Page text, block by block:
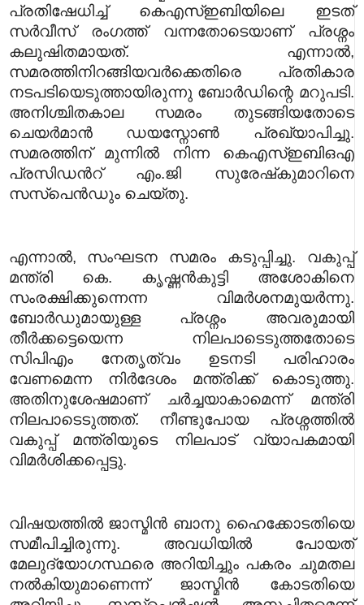
പ്രതിഷേധിച്ച് കെഎസ്ഇബിയിലെ ഇടത്
സര്‍വീസ് രംഗത്ത് വന്നതോടെയാണ് പ്രശ്നം
കലുഷിതമായത്. എന്നാല്‍,
സമരത്തിനിറങ്ങിയവര്‍ക്കെതിരെ പ്രതികാര
നടപടിയെടുത്തായിരുന്നു ബോര്‍ഡിന്റെ മറുപടി.
അനിശ്ചിതകാല സമരം തുടങ്ങിയതോടെ
ചെയര്‍മാന്‍ ഡയസ്നോണ്‍ പ്രഖ്യാപിച്ചു.
സമരത്തിന് മുന്നില്‍ നിന്ന കെഎസ്ഇബിഒഎ
പ്രസിഡന്‍റ് എം.ജി സുരേഷ്‍കുമാറിനെ
സസ്പെന്‍ഡും ചെയ്തു.
എന്നാല്‍, സംഘടന സമരം കടുപ്പിച്ചു. വകുപ്പ്
മന്ത്രി കെ. കൃഷ്ണന്‍കുട്ടി അശോകിനെ
സംരക്ഷിക്കുന്നെന്ന വിമര്‍ശനമുയര്‍ന്നു.
ബോര്‍ഡുമായുള്ള പ്രശ്നം അവരുമായി
തീര്‍ക്കട്ടെയെന്ന നിലപാടെടുത്തതോടെ
സിപിഎം നേതൃത്വം ഉടനടി പരിഹാരം
വേണമെന്ന നിര്‍ദേശം മന്ത്രിക്ക് കൊടുത്തു.
അതിനുശേഷമാണ് ചര്‍ച്ചയാകാമെന്ന് മന്ത്രി
നിലപാടെടുത്തത്. നീണ്ടുപോയ പ്രശ്നത്തില്‍
വകുപ്പ് മന്ത്രിയുടെ നിലപാട് വ്യാപകമായി
വിമര്‍ശിക്കപ്പെട്ടു.
വിഷയത്തില്‍ ജാസ്മിന്‍ ബാനു ഹൈക്കോടതിയെ
സമീപിച്ചിരുന്നു. അവധിയില്‍ പോയത്
മേലുദ്യോഗസ്ഥരെ അറിയിച്ചും പകരം ചുമതല
നല്‍കിയുമാണെന്ന് ജാസ്മിന്‍ കോടതിയെ